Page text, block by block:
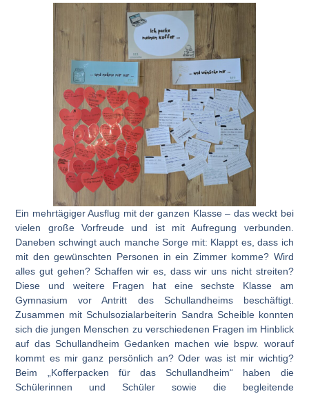
Ein mehrtägiger Ausflug mit der ganzen Klasse – das weckt bei
vielen große Vorfreude und ist mit Aufregung verbunden.
Daneben schwingt auch manche Sorge mit: Klappt es, dass ich
mit den gewünschten Personen in ein Zimmer komme? Wird
alles gut gehen? Schaffen wir es, dass wir uns nicht streiten?
Diese und weitere Fragen hat eine sechste Klasse am
Gymnasium vor Antritt des Schullandheims beschäftigt.
Zusammen mit Schulsozialarbeiterin Sandra Scheible konnten
sich die jungen Menschen zu verschiedenen Fragen im Hinblick
auf das Schullandheim Gedanken machen wie bspw. worauf
kommt es mir ganz persönlich an? Oder was ist mir wichtig?
Beim „Kofferpacken für das Schullandheim“ haben die
Schülerinnen und Schüler sowie die begleitende